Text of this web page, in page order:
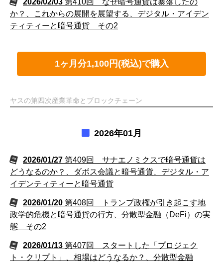
か？、これからの展開を展望する、デジタル・アイデン
ティティーと暗号通貨 その2
1ヶ月分1,100円(税込)で購入
ヤスの第四次産業革命とブロックチェーン
2026年01月
2026/01/27 第409回 サナエノミクスで暗号通貨は
どうなるのか？、ダボス会議と暗号通貨、デジタル・ア
イデンティティーと暗号通貨
2026/01/20 第408回 トランプ政権が引き起こす地
政学的危機と暗号通貨の行方、分散型金融（DeFi）の実
態 その2
2026/01/13 第407回 スタートした「プロジェク
ト・クリプト」、相場はどうなるか？、分散型金融